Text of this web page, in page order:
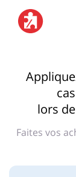
Catégories
Top 100
Boutiques
lors
Faites vos